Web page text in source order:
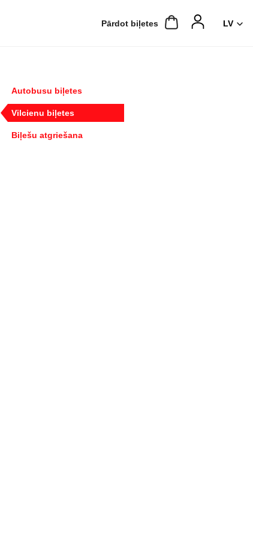
Pārdot biļetes
Autobusu biļetes
Vilcienu biļetes
Biļešu atgriešana